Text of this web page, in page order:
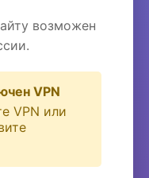
возможен
VPN
VPN или